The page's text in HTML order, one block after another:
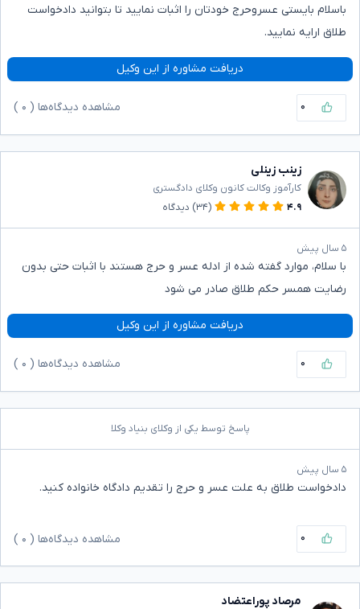
باسلام بایستی عسروحرج خودتان را اثبات نمایید تا بتوانید دادخواست
طلاق ارایه نمایید.
دریافت مشاوره از این وکیل
۰ مشاهده دیدگاه‌ها ( ۰
زینب زینلی
کارآموز وکالت کانون وکلای دادگستری
۴.۹
(۳۴) دیدگاه
۵ سال پیش
با سلام، موارد گفته شده از ادله عسر و حرج هستند با اثبات حتی بدون
رضایت همسر حکم طلاق صادر می شود
دریافت مشاوره از این وکیل
۰ مشاهده دیدگاه‌ها ( ۰
پاسخ توسط یکی از وکلای بنیاد وکلا
۵ سال پیش
دادخواست طلاق به علت عسر و حرج را تقدیم دادگاه خانواده کنید.
۰ مشاهده دیدگاه‌ها ( ۰
مرصاد پوراعتضاد